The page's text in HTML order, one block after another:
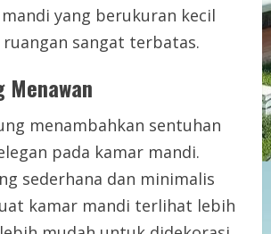
yang berukuran kecil
sangat terbatas.
Menawan
menambahkan sentuhan
pada kamar mandi.
sederhana dan minimalis
kamar mandi terlihat lebih